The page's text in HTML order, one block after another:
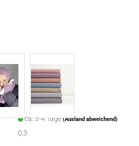
ca. 3-4 Tage(Ausland abweichend)
0,3